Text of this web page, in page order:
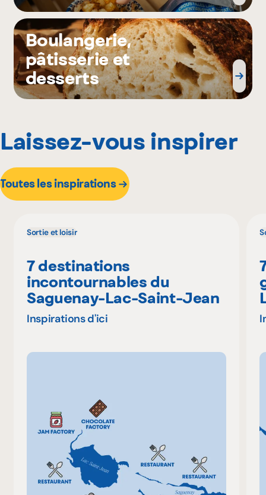
Boulangerie,
pâtisserie et
desserts
Laissez-vous inspirer
Toutes les inspirations
Sortie et loisir
7 destinations
incontournables du
Saguenay-Lac-Saint-Jean
Inspirations d'ici